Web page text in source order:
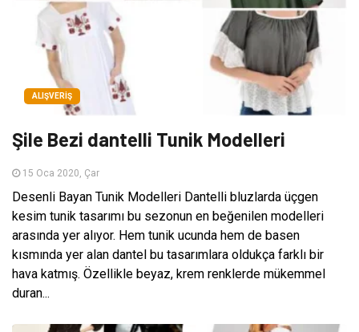
ALIŞVERIŞ
Şile Bezi dantelli Tunik Modelleri
15 Oca 2020, Çar
Desenli Bayan Tunik Modelleri Dantelli bluzlarda üçgen
kesim tunik tasarımı bu sezonun en beğenilen modelleri
arasında yer alıyor. Hem tunik ucunda hem de basen
kısmında yer alan dantel bu tasarımlara oldukça farklı bir
hava katmış. Özellikle beyaz, krem renklerde mükemmel
duran...